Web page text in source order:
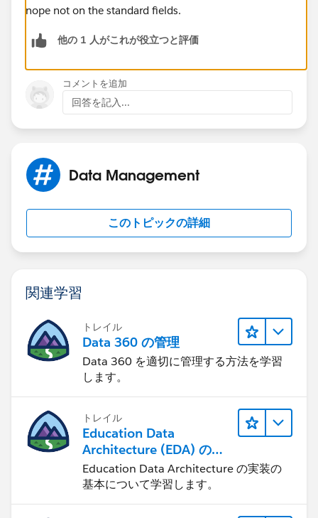
nope not on the standard fields.
他の 1 人がこれが役立つと評価
コメントを追加
回答を記入...
Data Management
このトピックの詳細
関連学習
トレイル
Data 360 の管理
Data 360 を適切に管理する方法を学習
します。
トレイル
Education Data
Architecture (EDA) の管
理
Education Data Architecture の実装の
基本について学習します。